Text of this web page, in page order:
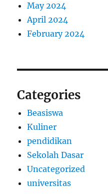
May 2024
April 2024
February 2024
Categories
Beasiswa
Kuliner
pendidikan
Sekolah Dasar
Uncategorized
universitas